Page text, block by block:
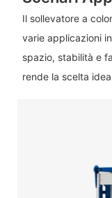
Il sollevatore a
varie applicazioni
spazio, stabilità e
rende la scelta